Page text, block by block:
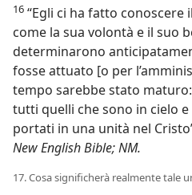
16 “Egli ci ha fatto
come la sua volontà e il suo
determinarono
fosse attuato [o per
tempo sarebbe stato
tutti quelli che sono in cielo
portati in una unità nel
New English Bible; NM.
17. Cosa significherà realmente tale